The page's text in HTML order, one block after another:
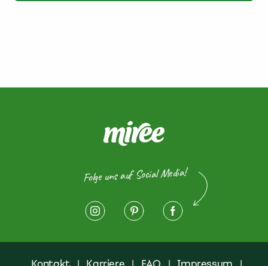
Folge uns auf Social Media!